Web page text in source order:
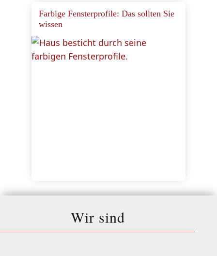
Farbige Fensterprofile: Das sollten Sie
wissen
Wir sind